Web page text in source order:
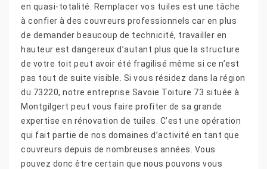
en quasi-totalité. Remplacer vos tuiles est une tâche
à confier à des couvreurs professionnels car en plus
de demander beaucoup de technicité, travailler en
hauteur est dangereux d’autant plus que la structure
de votre toit peut avoir été fragilisé même si ce n’est
pas tout de suite visible. Si vous résidez dans la région
du 73220, notre entreprise Savoie Toiture 73 située à
Montgilgert peut vous faire profiter de sa grande
expertise en rénovation de tuiles. C’est une opération
qui fait partie de nos domaines d’activité en tant que
couvreurs depuis de nombreuses années. Vous
pouvez donc être certain que nous pouvons vous